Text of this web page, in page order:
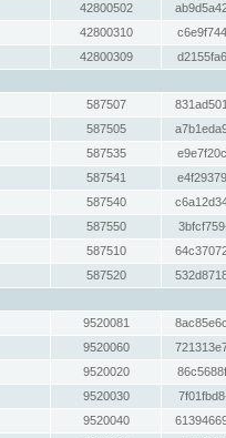
42800502
42800310
42800309
587507
587505
587535
587541
587540
587550
587510
587520
9520081
9520060
9520020
9520030
9520040